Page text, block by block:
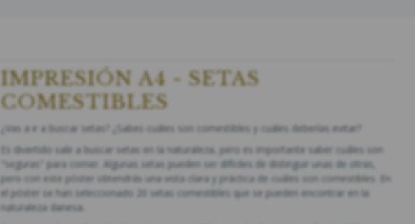
IMPRESIÓN A4 - SETAS
COMESTIBLES
¿Vas a ir a buscar setas? ¿Sabes cuáles son comestibles y cuáles deberías evitar?
Es divertido salir a buscar setas en la naturaleza, pero es importante saber cuáles son
"seguras" para comer. Algunas setas pueden ser difíciles de distinguir unas de otras,
pero con este póster obtendrás una vista clara y práctica de cuáles son comestibles. En
el póster se han seleccionado 20 setas comestibles que se pueden encontrar en la
naturaleza danesa.